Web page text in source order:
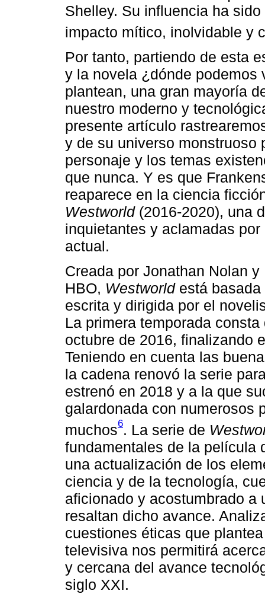
Shelley. Su influencia ha
impacto mítico, inolvidable y
Por tanto, partiendo de esta
y la novela ¿dónde podemos
plantean, una gran mayoría
nuestro moderno y
presente artículo
y de su universo monstruoso
personaje y los temas
que nunca. Y es que
reaparece en la ciencia
Westworld(2016-2020), una
inquietantes y aclamadas
actual.
Creada por Jonathan Nolan
HBO, Westworldestá basada
escrita y dirigida por el
La primera temporada
octubre de 2016, finalizando
Teniendo en cuenta las
la cadena renovó la serie
estrenó en 2018 y a la que
galardonada con numerosos
muchos6. La serie de
fundamentales de la película
una actualización de los
ciencia y de la tecnología,
aficionado y acostumbrado
resaltan dicho avance.
cuestiones éticas que
televisiva nos permitirá
y cercana del avance
siglo XXI.